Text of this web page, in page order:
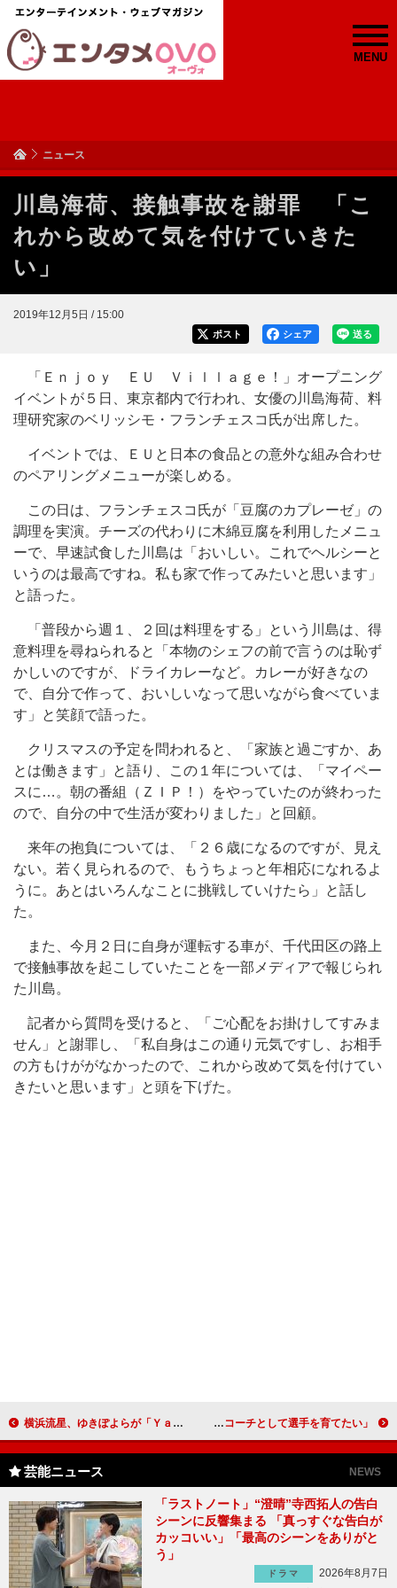
MENU
ニュース
川島海荷、接触事故を謝罪 「こ
れから改めて気を付けていきた
い」
2019年12月5日 / 15:00
送る
シェア
ポスト
「Ｅｎｊｏｙ ＥＵ Ｖｉｌｌａｇｅ！」オープニング
イベントが５日、東京都内で行われ、女優の川島海荷、料
理研究家のベリッシモ・フランチェスコ氏が出席した。
イベントでは、ＥＵと日本の食品との意外な組み合わせ
のペアリングメニューが楽しめる。
この日は、フランチェスコ氏が「豆腐のカプレーゼ」の
調理を実演。チーズの代わりに木綿豆腐を利用したメニュ
ーで、早速試食した川島は「おいしい。これでヘルシーと
いうのは最高ですね。私も家で作ってみたいと思います」
と語った。
「普段から週１、２回は料理をする」という川島は、得
意料理を尋ねられると「本物のシェフの前で言うのは恥ず
かしいのですが、ドライカレーなど。カレーが好きなの
で、自分で作って、おいしいなって思いながら食べていま
す」と笑顔で語った。
クリスマスの予定を問われると、「家族と過ごすか、あ
とは働きます」と語り、この１年については、「マイペー
スに…。朝の番組（ＺＩＰ！）をやっていたのが終わった
ので、自分の中で生活が変わりました」と回顧。
来年の抱負については、「２６歳になるのですが、見え
ない。若く見られるので、もうちょっと年相応になれるよ
うに。あとはいろんなことに挑戦していけたら」と話し
た。
また、今月２日に自身が運転する車が、千代田区の路上
で接触事故を起こしていたことを一部メディアで報じられ
た川島。
記者から質問を受けると、「ご心配をお掛けしてすみま
せん」と謝罪し、「私自身はこの通り元気ですし、お相手
の方もけががなかったので、これから改めて気を付けてい
きたいと思います」と頭を下げた。
横浜流星、ゆきぽよらが「Ｙａｈｏｏ！検索大賞」を受賞 今田耕司「徳井くんが心労で痩せていて…」 安藤美姫「今ほしいのはスケートリンク」 「日本でコーチとして選手を育てたい」
芸能ニュース NEWS
「ラストノート」“澄晴”寺西拓人の告白
シーンに反響集まる 「真っすぐな告白が
カッコいい」「最高のシーンをありがと
う」
ドラマ
2026年8月7日